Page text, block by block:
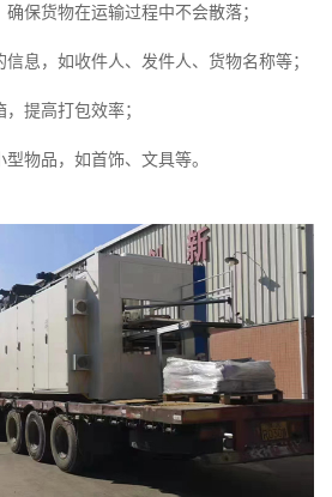
保货物在运输过程中不会散落；
息，如收件人、发件人、货物名称等；
提高打包效率；
物品，如首饰、文具等。